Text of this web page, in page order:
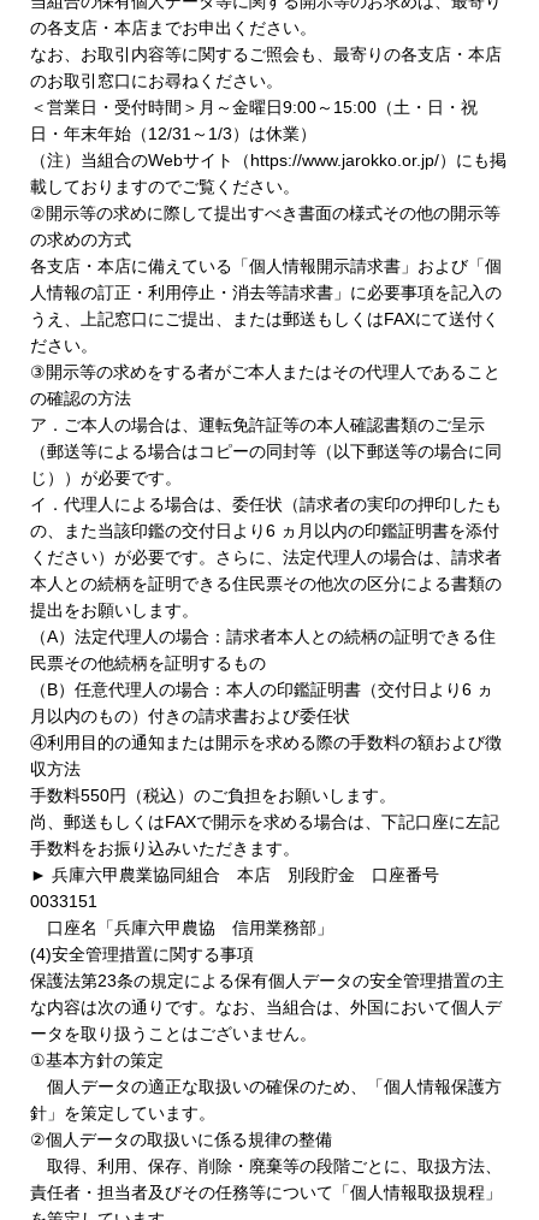
の各支店・本店までお申出ください。
なお、お取引内容等に関するご照会も、最寄りの各支店・本店
のお取引窓口にお尋ねください。
＜営業日・受付時間＞月～金曜日9:00～15:00（土・日・祝
日・年末年始（12/31～1/3）は休業）
（注）当組合のWebサイト（https://www.jarokko.or.jp/）にも掲
載しておりますのでご覧ください。
②開示等の求めに際して提出すべき書面の様式その他の開示等
の求めの方式
各支店・本店に備えている「個人情報開示請求書」および「個
人情報の訂正・利用停止・消去等請求書」に必要事項を記入の
うえ、上記窓口にご提出、または郵送もしくはFAXにて送付く
ださい。
③開示等の求めをする者がご本人またはその代理人であること
の確認の方法
ア．ご本人の場合は、運転免許証等の本人確認書類のご呈示
（郵送等による場合はコピーの同封等（以下郵送等の場合に同
じ））が必要です。
イ．代理人による場合は、委任状（請求者の実印の押印したも
の、また当該印鑑の交付日より6 ヵ月以内の印鑑証明書を添付
ください）が必要です。さらに、法定代理人の場合は、請求者
本人との続柄を証明できる住民票その他次の区分による書類の
提出をお願いします。
（A）法定代理人の場合：請求者本人との続柄の証明できる住
民票その他続柄を証明するもの
（B）任意代理人の場合：本人の印鑑証明書（交付日より6 ヵ
月以内のもの）付きの請求書および委任状
④利用目的の通知または開示を求める際の手数料の額および徴
収方法
手数料550円（税込）のご負担をお願いします。
尚、郵送もしくはFAXで開示を求める場合は、下記口座に左記
手数料をお振り込みいただきます。
► 兵庫六甲農業協同組合 本店 別段貯金 口座番号
0033151
口座名「兵庫六甲農協 信用業務部」
(4)安全管理措置に関する事項
保護法第23条の規定による保有個人データの安全管理措置の主
な内容は次の通りです。なお、当組合は、外国において個人デ
ータを取り扱うことはございません。
①基本方針の策定
個人データの適正な取扱いの確保のため、「個人情報保護方
針」を策定しています。
②個人データの取扱いに係る規律の整備
取得、利用、保存、削除・廃棄等の段階ごとに、取扱方法、
責任者・担当者及びその任務等について「個人情報取扱規程」